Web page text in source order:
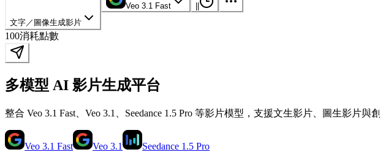
文字／圖像生成影片
Veo 3.1 Fast
100消耗點數
多模型 AI 影片生成平台
整合 Veo 3.1 Fast、Veo 3.1、Seedance 1.5 Pro 等影片模型，支援文生影片、圖生影片
Veo 3.1 Fast Veo 3.1 Seedance 1.5 Pro